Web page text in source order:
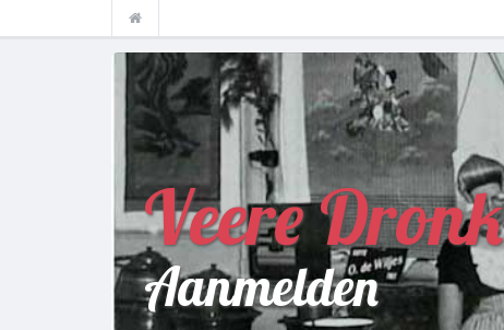
Veere Dronk
Aanmelden